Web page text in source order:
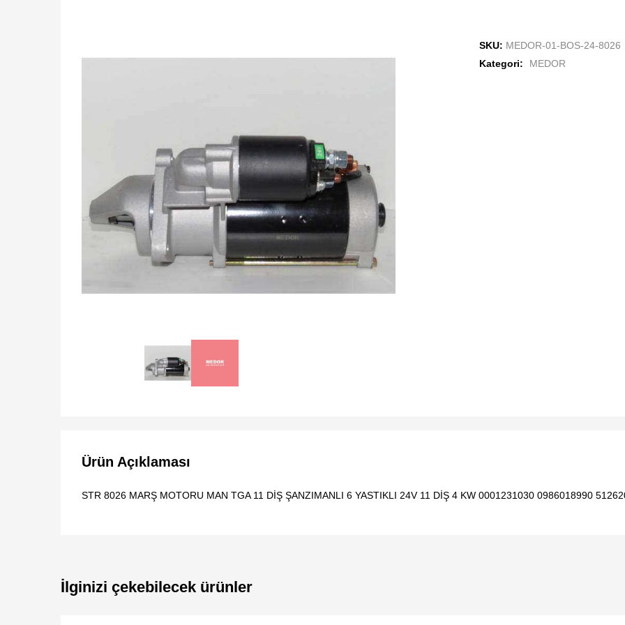
SKU: MEDOR-01-BOS-24-8026
Kategori:
MEDOR
Ürün Açıklaması
STR 8026 MARŞ MOTORU MAN TGA 11 DİŞ ŞANZIMANLI 6 YASTIKLI 24V 11 DİŞ 4 KW 0001231030 0986018990
İlginizi çekebilecek ürünler